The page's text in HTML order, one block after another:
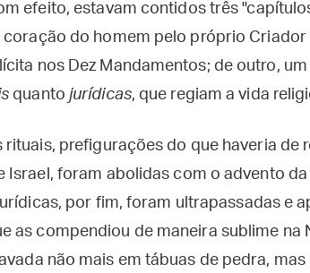
efeito, estavam contidos três
coração do homem pelo próprio Criador
nos Dez Mandamentos; de outro,
quanto jurídicas, que regiam a vida
rituais, prefigurações do que haveria de
Israel, foram abolidas com o advento
por fim, foram ultrapassadas e
as compendiou de maneira sublime na
não mais em tábuas de pedra,